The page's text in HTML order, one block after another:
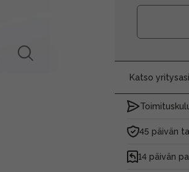
Katso
45 päivän
14 päivän